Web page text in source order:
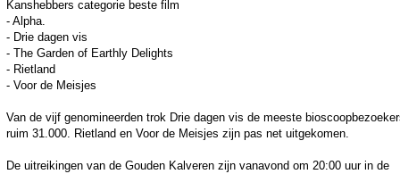
Kanshebbers categorie beste film
- Alpha.
- Drie dagen vis
- The Garden of Earthly Delights
- Rietland
- Voor de Meisjes
Van de vijf genomineerden trok Drie dagen vis de meeste
ruim 31.000. Rietland en Voor de Meisjes zijn pas net uitgekomen.
De uitreikingen van de Gouden Kalveren zijn vanavond om 20:00 uur in de